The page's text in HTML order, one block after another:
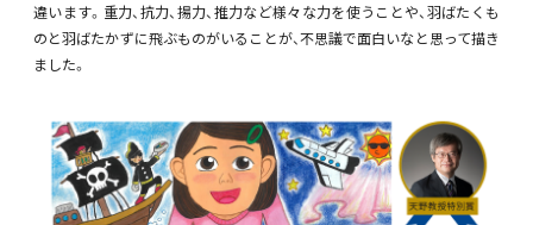
違います。重力、抗力、揚力、推力など様々な力を使うことや、羽ばたくも
のと羽ばたかずに飛ぶものがいることが、不思議で面白いなと思って描き
ました。